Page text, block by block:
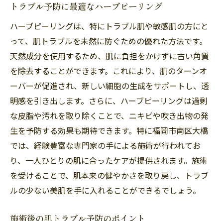
トラブル予防に最適なハーブピーリング
ハーブピーリングは、特にトラブル肌や敏感肌の方にと
って、肌トラブルを未然に防ぐための優れた方法です。
天然成分を使用するため、肌に負担をかけずに古い角質
を除去することができます。これにより、肌のターンオ
ーバーが促進され、新しい細胞の生成をサポートし、透
明感を引き出します。さらに、ハーブピーリングは過剰
な皮脂や汚れを取り除くことで、ニキビや吹き出物の発
生を予防する効果も期待できます。特に福岡市南区大橋
では、経験豊富な専門家の手による施術が行われてお
り、一人ひとりの肌に合ったケアが提供されます。施術
を受けることで、肌本来の健やかさを取り戻し、トラブ
ルの少ない美肌を手に入れることができるでしょう。
施術後の肌トラブル予防のポイント